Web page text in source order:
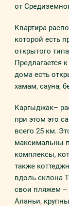
от
Квартира
которой есть
открытого
Предлагается
дома есть
хамам, сауна,
Каргыджак–
при этом это
всего 25 км.
максимальны
комплексы,
также
вдоль склона
свои пляжем –
Аланьи,